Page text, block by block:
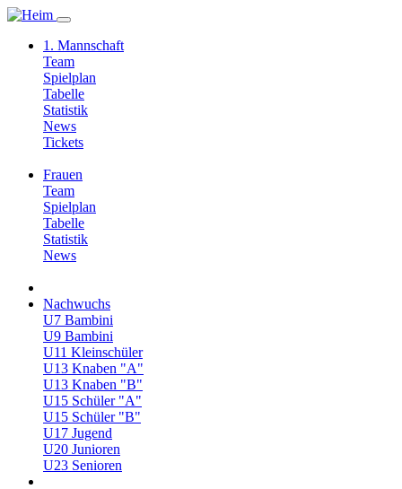
1. Mannschaft
Team
Spielplan
Tabelle
Statistik
News
Tickets
Frauen
Team
Spielplan
Tabelle
Statistik
News
Nachwuchs
U7 Bambini
U9 Bambini
U11 Kleinschüler
U13 Knaben "A"
U13 Knaben "B"
U15 Schüler "A"
U15 Schüler "B"
U17 Jugend
U20 Junioren
U23 Senioren